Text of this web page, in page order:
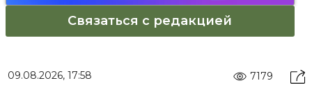
Связаться с редакцией
09.08.2026, 17:58 7179